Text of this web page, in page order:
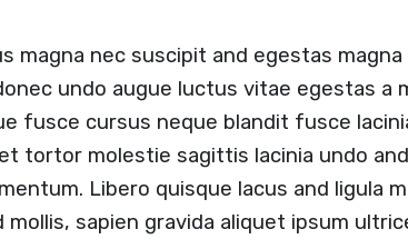
nec suscipit and egestas magna
undo augue luctus vitae egestas a
fusce cursus neque blandit fusce
tortor molestie sagittis lacinia undo
Libero quisque lacus and ligula
sapien gravida aliquet ipsum